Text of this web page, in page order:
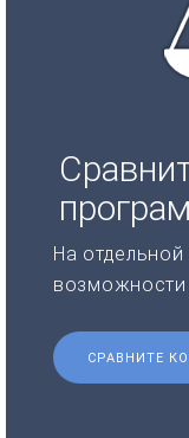
На
возможности
СРАВНИТЕ